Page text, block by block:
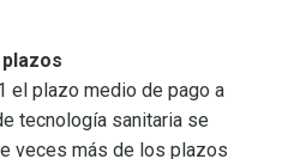
el plazo medio de pago a
tecnología sanitaria se
veces más de los plazos